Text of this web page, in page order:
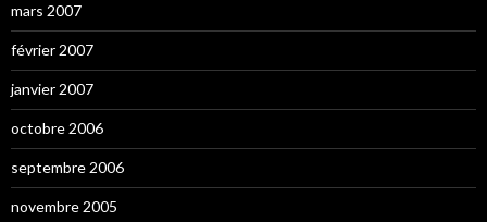
mars 2007
février 2007
janvier 2007
octobre 2006
septembre 2006
novembre 2005